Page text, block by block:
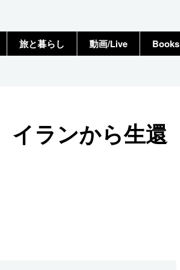
旅と暮らし 動画/Live Books
ランから生還